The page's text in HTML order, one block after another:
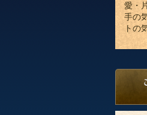
愛・
手の
トの